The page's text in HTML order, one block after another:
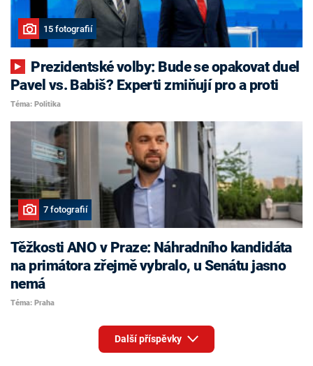
15 fotografií
Pavel vs. Babiš? Experti zmiňují pro a proti
Téma: Politika
7 fotografií
Těžkosti ANO v Praze: Náhradního kandidáta
na primátora zřejmě vybralo, u Senátu jasno
nemá
Téma: Praha
Další příspěvky